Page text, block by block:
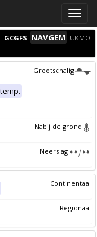
Toggle
GCGFS NAVGEM UKMO
Grootschalig
Nabij de grond
Neerslag
Continentaal
Regionaal